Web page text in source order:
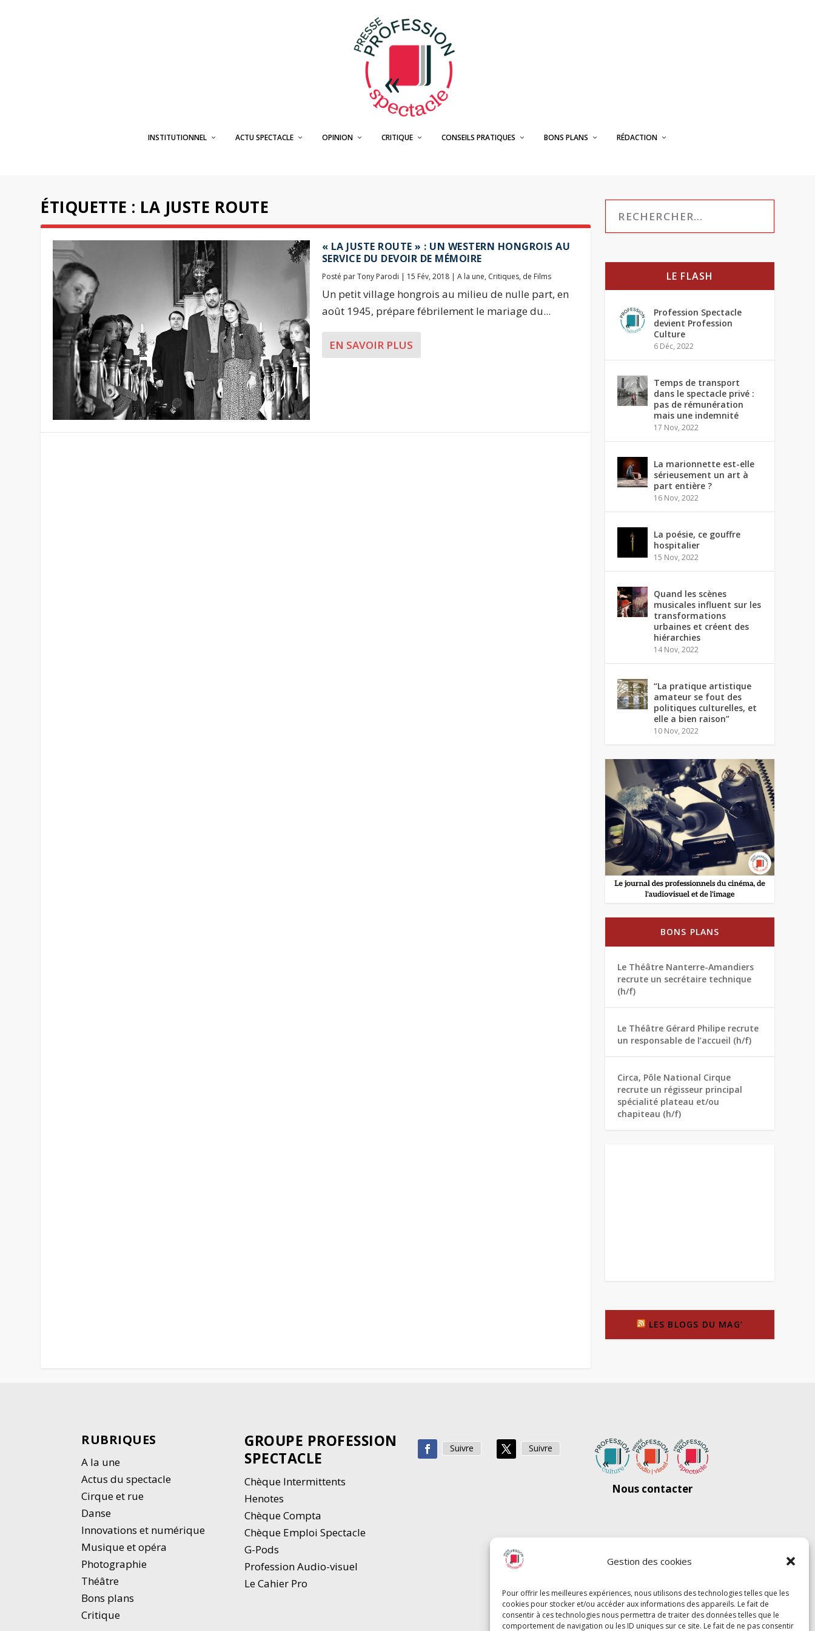
Gestion des cookies
Pour offrir les meilleures expériences, nous utilisons des technologies telles que les
cookies pour stocker et/ou accéder aux informations des appareils. Le fait de
consentir à ces technologies nous permettra de traiter des données telles que le
comportement de navigation ou les ID uniques sur ce site. Le fait de ne pas consentir
INSTITUTIONNEL ACTU SPECTACLE OPINION CRITIQUE CONSEILS PRATIQUES BONS PLANS RÉDACTION
ÉTIQUETTE : LA JUSTE ROUTE
« LA JUSTE ROUTE » : UN WESTERN HONGROIS AU
SERVICE DU DEVOIR DE MÉMOIRE
Posté parTony Parodi | 15 Fév, 2018| A la une, Critiques, de Films
Un petit village hongrois au milieu de nulle part, en
août 1945, prépare fébrilement le mariage du...
EN SAVOIR PLUS
LE FLASH
Profession Spectacle
devient Profession
Culture
6 Déc, 2022
Temps de transport
dans le spectacle privé :
pas de rémunération
mais une indemnité
17 Nov, 2022
La marionnette est-elle
sérieusement un art à
part entière ?
16 Nov, 2022
La poésie, ce gouffre
hospitalier
15 Nov, 2022
Quand les scènes
musicales influent sur les
transformations
urbaines et créent des
hiérarchies
14 Nov, 2022
“La pratique artistique
amateur se fout des
politiques culturelles, et
elle a bien raison”
10 Nov, 2022
BONS PLANS
Le Théâtre Nanterre-Amandiers
recrute un secrétaire technique
(h/f)
Le Théâtre Gérard Philipe recrute
un responsable de l’accueil (h/f)
Circa, Pôle National Cirque
recrute un régisseur principal
spécialité plateau et/ou
chapiteau (h/f)
LES BLOGS DU MAG’
RUBRIQUES
A la une
Actus du spectacle
Cirque et rue
Danse
Innovations et numérique
Musique et opéra
Photographie
Théâtre
Bons plans
Critique
GROUPE PROFESSION
SPECTACLE
Chèque Intermittents
Henotes
Chèque Compta
Chèque Emploi Spectacle
G-Pods
Profession Audio-visuel
Le Cahier Pro
Suivre Suivre
Nous contacter